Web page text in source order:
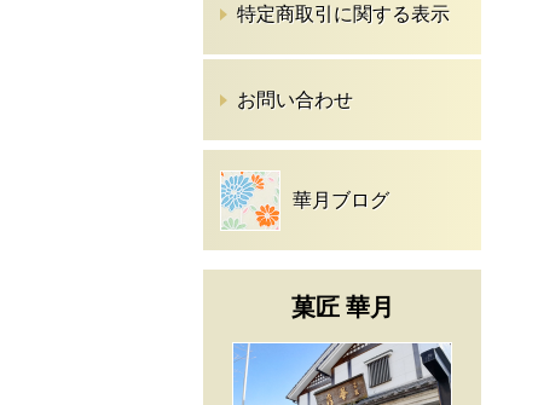
特定商取引に関する表示
お問い合わせ
華月ブログ
菓匠 華月